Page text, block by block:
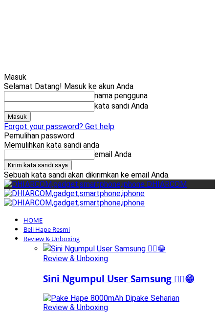
Masuk
Selamat Datang! Masuk ke akun Anda
nama pengguna
kata sandi Anda
Forgot your password? Get help
Pemulihan password
Memulihkan kata sandi anda
email Anda
Sebuah kata sandi akan dikirimkan ke email Anda.
DHIARCOM
HOME
Beli Hape Resmi
Review & Unboxing
Review & Unboxing
Sini Ngumpul User Samsung ☝🏻😁
Review & Unboxing